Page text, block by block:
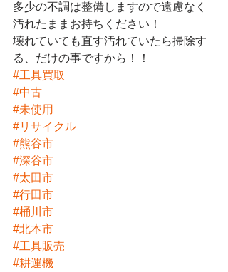
多少の不調は整備しますので遠慮なく
汚れたままお持ちください！
壊れていても直す汚れていたら掃除す
る、だけの事ですから！！
#工具買取
#中古
#未使用
#リサイクル
#熊谷市
#深谷市
#太田市
#行田市
#桶川市
#北本市
#工具販売
#耕運機